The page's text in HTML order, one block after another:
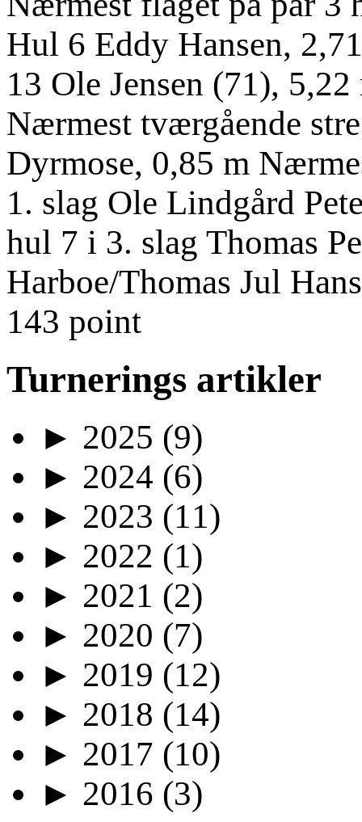
Hul 6 Eddy Hansen,
13 Ole Jensen (71),
Nærmest tværgående
Dyrmose, 0,85 m
1. slag Ole Lindgård
hul 7 i 3. slag Thomas
Harboe/Thomas Jul
143 point
Turnerings artikler
► 2025 (9)
► 2024 (6)
► 2023 (11)
► 2022 (1)
► 2021 (2)
► 2020 (7)
► 2019 (12)
► 2018 (14)
► 2017 (10)
► 2016 (3)